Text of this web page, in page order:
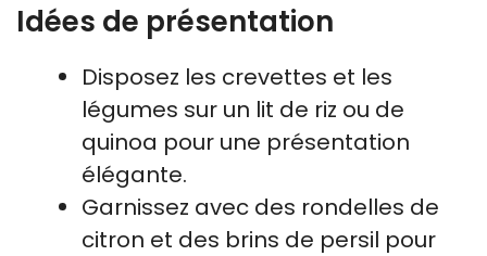
Idées de présentation
Disposez les crevettes et les
légumes sur un lit de riz ou de
quinoa pour une présentation
élégante.
Garnissez avec des rondelles de
citron et des brins de persil pour